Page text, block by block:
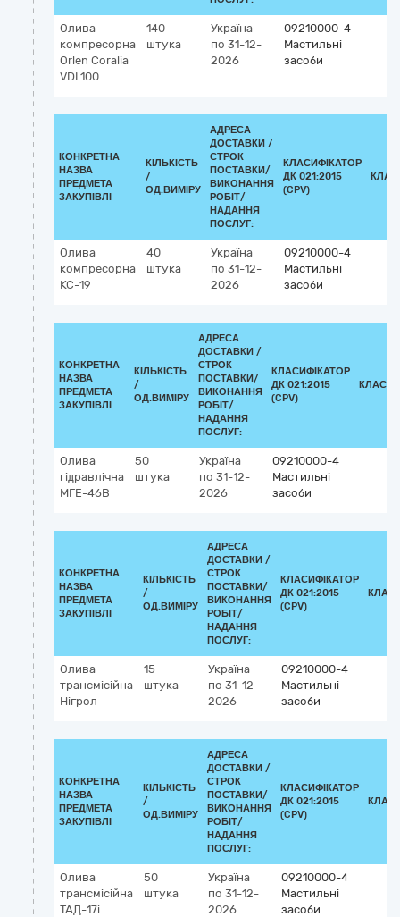
Олива
компресорна
Orlen Coralia
VDL100
140
штука
Україна
по 31-12-
2026
09210000-4
Мастильні
засоби
КОНКРЕТНА
НАЗВА
ПРЕДМЕТА
ЗАКУПІВЛІ
КІЛЬКІСТЬ
/
ОД.ВИМІРУ
АДРЕСА
ДОСТАВКИ /
СТРОК
ПОСТАВКИ/
ВИКОНАННЯ
РОБІТ/
НАДАННЯ
ПОСЛУГ:
КЛАСИФІКАТОР
ДК 021:2015
(CPV)
Олива
компресорна
КС-19
40
штука
Україна
по 31-12-
2026
09210000-4
Мастильні
засоби
КОНКРЕТНА
НАЗВА
ПРЕДМЕТА
ЗАКУПІВЛІ
КІЛЬКІСТЬ
/
ОД.ВИМІРУ
АДРЕСА
ДОСТАВКИ /
СТРОК
ПОСТАВКИ/
ВИКОНАННЯ
РОБІТ/
НАДАННЯ
ПОСЛУГ:
КЛАСИФІКАТОР
ДК 021:2015
(CPV)
Олива
гідравлічна
МГЕ-46В
50
штука
Україна
по 31-12-
2026
09210000-4
Мастильні
засоби
КОНКРЕТНА
НАЗВА
ПРЕДМЕТА
ЗАКУПІВЛІ
КІЛЬКІСТЬ
/
ОД.ВИМІРУ
АДРЕСА
ДОСТАВКИ /
СТРОК
ПОСТАВКИ/
ВИКОНАННЯ
РОБІТ/
НАДАННЯ
ПОСЛУГ:
КЛАСИФІКАТОР
ДК 021:2015
(CPV)
Олива
трансмісійна
Нігрол
15
штука
Україна
по 31-12-
2026
09210000-4
Мастильні
засоби
КОНКРЕТНА
НАЗВА
ПРЕДМЕТА
ЗАКУПІВЛІ
КІЛЬКІСТЬ
/
ОД.ВИМІРУ
АДРЕСА
ДОСТАВКИ /
СТРОК
ПОСТАВКИ/
ВИКОНАННЯ
РОБІТ/
НАДАННЯ
ПОСЛУГ:
КЛАСИФІКАТОР
ДК 021:2015
(CPV)
Олива
трансмісійна
ТАД-17і
50
штука
Україна
по 31-12-
2026
09210000-4
Мастильні
засоби